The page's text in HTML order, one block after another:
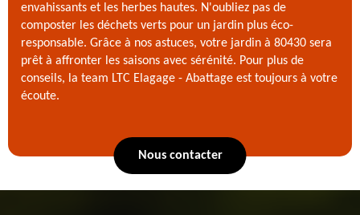
envahissants et les herbes hautes. N'oubliez pas de
composter les déchets verts pour un jardin plus éco-
responsable. Grâce à nos astuces, votre jardin à 80430 sera
prêt à affronter les saisons avec sérénité. Pour plus de
conseils, la team LTC Elagage - Abattage est toujours à votre
écoute.
Nous contacter